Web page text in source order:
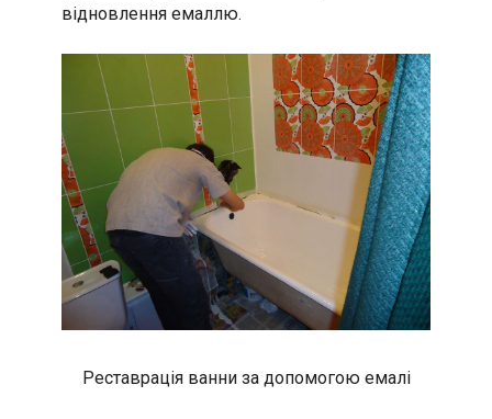
відновлення емаллю.
Реставрація ванни за допомогою емалі